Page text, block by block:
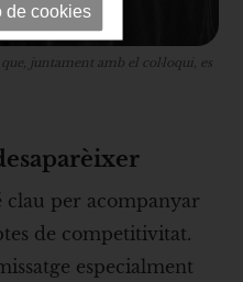
juntament amb el col·loqui, es
per acompanyar
de competitivitat.
especialment
de cookies